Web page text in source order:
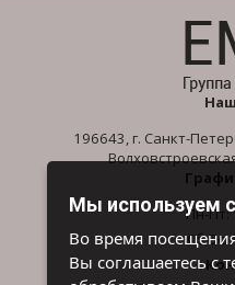
196643, г. Санкт-
Пн-Пт:
Сб-Вс:
Мы используем
Во время
Вы соглашаетесь с